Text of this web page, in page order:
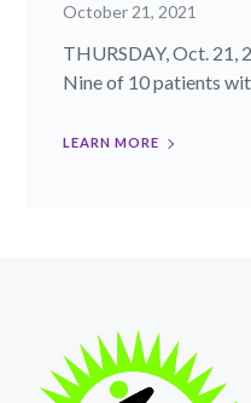
October 21, 2021
THURSDAY, Oct. 21,
Nine of 10 patients
LEARN MORE